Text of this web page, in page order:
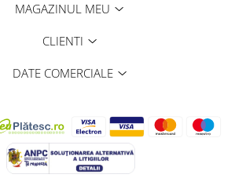
MAGAZINUL MEU
CLIENTI
DATE COMERCIALE